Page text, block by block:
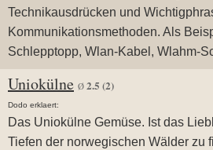
Technikausdrücken und
Kommunikationsmethoden. Als
Schlepptopp, Wlan-Kabel, Wlahm-
Uniokülne Ø 2.5 (2)
Dodo erklaert:
Das Uniokülne Gemüse. Ist das
Tiefen der norwegischen Wälder zu